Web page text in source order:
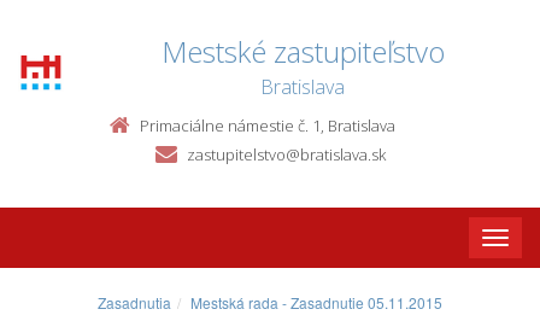
Mestské zastupiteľstvo
Bratislava
Primaciálne námestie č. 1, Bratislava
zastupitelstvo@bratislava.sk
Toggle
Zasadnutia
Mestská rada - Zasadnutie 05.11.2015